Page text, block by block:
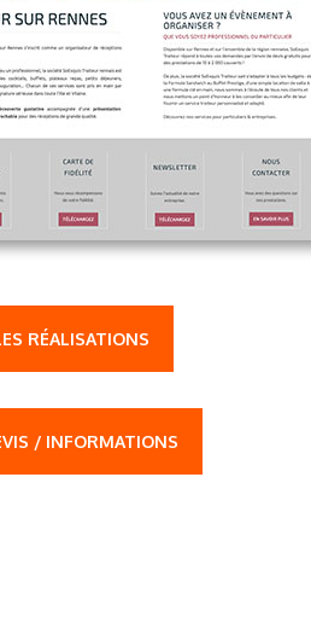
RÉALISATIONS
/ INFORMATIONS